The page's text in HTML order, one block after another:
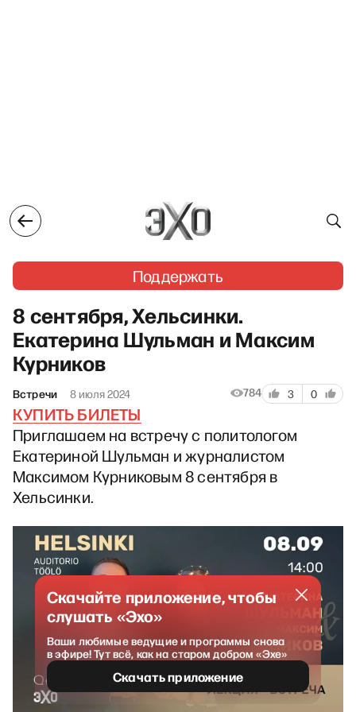
Поддержать
8 сентября, Хельсинки.
Екатерина Шульман и Максим
Курников
Встречи 8 июля 2024 784 3 0
КУПИТЬ БИЛЕТЫ
Приглашаем на встречу с политологом
Екатериной Шульман и журналистом
Максимом Курниковым 8 сентября в
Хельсинки.
Скачайте приложение, чтобы
слушать «Эхо»
Ваши любимые ведущие и программы снова
в эфире! Тут всё, как на старом добром «Эхе»
Скачать приложение